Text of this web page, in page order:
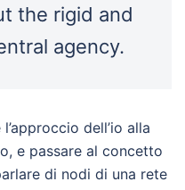
the rigid and
agency.
dell’io alla
e passare al concetto
di nodi di una rete